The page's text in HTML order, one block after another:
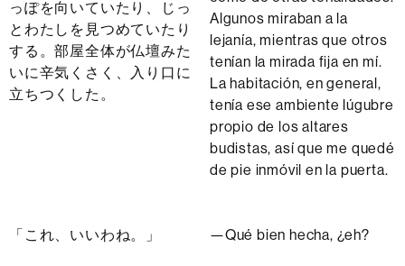
っぽを向いていたり、じっ
とわたしを見つめていたり
する。部屋全体が仏壇みた
いに辛気くさく、入り口に
立ちつくした。
Algunos miraban a la
lejanía, mientras que otros
tenían la mirada fija en mí.
La habitación, en general,
tenía ese ambiente lúgubre
propio de los altares
budistas, así que me quedé
de pie inmóvil en la puerta.
「これ、いいわね。」 —Qué bien hecha, ¿eh?